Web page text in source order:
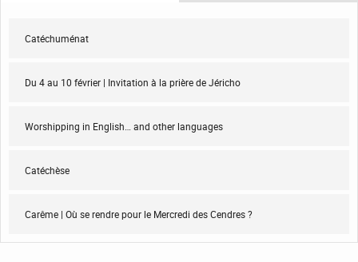
Catéchuménat
Du 4 au 10 février | Invitation à la prière de Jéricho
Worshipping in English… and other languages
Catéchèse
Carême | Où se rendre pour le Mercredi des Cendres ?